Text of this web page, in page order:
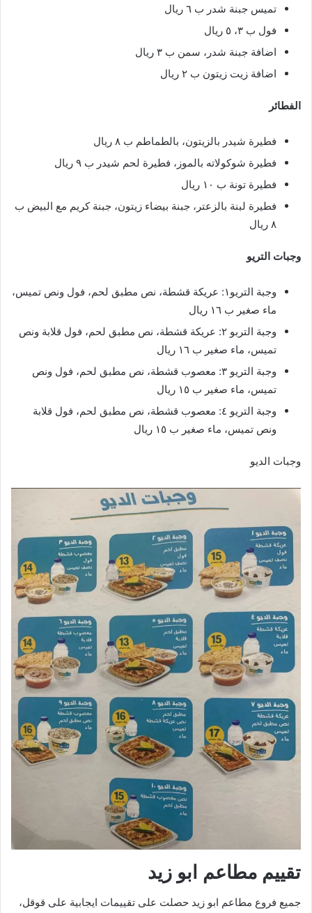
تميس جبنة شدر ب ٦ ريال
فول ب ٣، ٥ ريال
اضافة جبنة شدر، سمن ب ٣ ريال
اضافة زيت زيتون ب ٢ ريال
الفطائر
فطيرة شيدر بالزيتون، بالطماطم ب ٨ ريال
فطيرة شوكولاته بالموز، فطيرة لحم شيدر ب ٩ ريال
فطيرة تونة ب ١٠ ريال
فطيرة لبنة بالزعتر، جبنة بيضاء زيتون، جبنة كريم مع البيض ب
٨ ريال
وجبات التريو
وجبة التريو١: عريكة قشطة، نص مطبق لحم، فول ونص تميس،
ماء صغير ب ١٦ ريال
وجبة التربو ٢: عريكة قشطة، نص مطبق لحم، فول قلابة ونص
تميس، ماء صغير ب ١٦ ريال
وجبة التريو ٣: معصوب قشطة، نص مطبق لحم، فول ونص
تميس، ماء صغير ب ١٥ ريال
وجبة التريو ٤: معصوب قشطة، نص مطبق لحم، فول قلابة
ونص تميس، ماء صغير ب ١٥ ريال
وجبات الديو
تقييم مطاعم ابو زيد
جميع فروع مطاعم ابو زيد حصلت على تقييمات ايجابية على قوقل،